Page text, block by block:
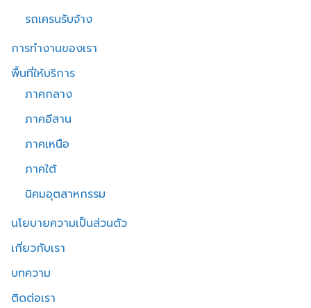
รถเครนรับจ้าง
การทำงานของเรา
พื้นที่ให้บริการ
ภาคกลาง
ภาคอีสาน
ภาคเหนือ
ภาคใต้
นิคมอุตสาหกรรม
นโยบายความเป็นส่วนตัว
เกี่ยวกับเรา
บทความ
ติดต่อเรา